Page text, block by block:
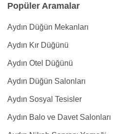
Popüler Aramalar
Aydın Düğün Mekanları
Aydın Kır Düğünü
Aydın Otel Düğünü
Aydın Düğün Salonları
Aydın Sosyal Tesisler
Aydın Balo ve Davet Salonları